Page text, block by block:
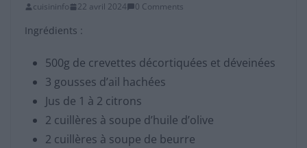
cuisininfo 22 avril 2024 0 Comments
Ingrédients :
500g de crevettes décortiquées et déveinées
3 gousses d’ail hachées
Jus de 1 à 2 citrons
2 cuillères à soupe d’huile d’olive
2 cuillères à soupe de beurre